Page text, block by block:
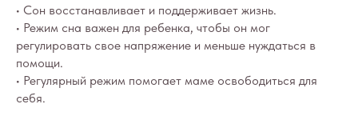
• Сон восстанавливает и поддерживает жизнь.
• Режим сна важен для ребенка, чтобы он мог
регулировать свое напряжение и меньше нуждаться в
помощи.
• Регулярный режим помогает маме освободиться для
себя.